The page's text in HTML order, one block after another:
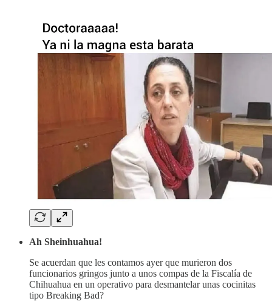
Ah Sheinhuahua!
Se acuerdan que les contamos ayer que murieron dos
funcionarios gringos junto a unos compas de la Fiscalía de
Chihuahua en un operativo para desmantelar unas cocinitas
tipo Breaking Bad?